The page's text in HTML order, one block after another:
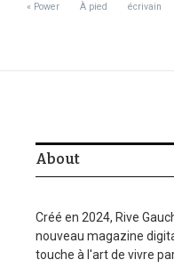
« Power
À pied écrivain
About
Créé en 2024, Rive
nouveau magazine
touche à l'art de vivre